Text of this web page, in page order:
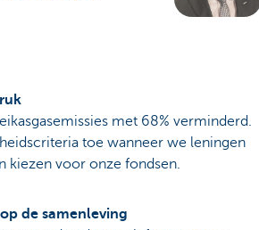
met 68% verminderd.
toe wanneer we leningen
kiezen voor onze fondsen.
de samenleving